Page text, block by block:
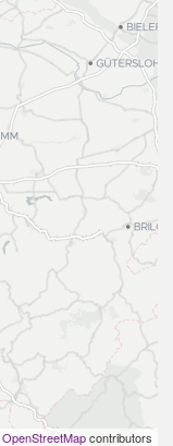
OpenStreetMapcontributors